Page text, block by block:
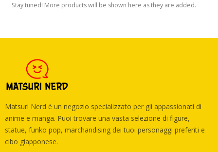
Stay tuned! More products will be shown here as they are added.
Matsuri Nerd è un negozio specializzato per gli appassionati di
anime e manga. Puoi trovare una vasta selezione di figure,
statue, funko pop, marchandising dei tuoi personaggi preferiti e
cibo giapponese.